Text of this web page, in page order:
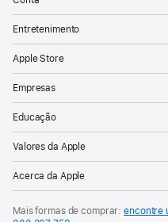
Entretenimento
Apple Store
Empresas
Educação
Valores da Apple
Acerca da Apple
Mais formas de comprar:encontre